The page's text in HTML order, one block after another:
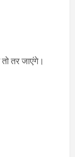
तर जाएंगे।